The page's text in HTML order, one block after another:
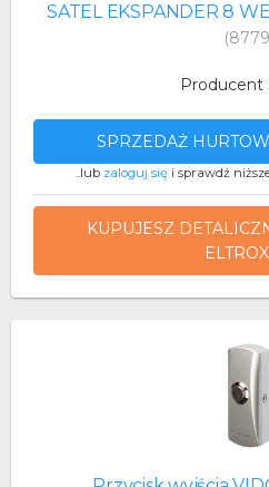
SATEL EKSPANDER 8
Producent
SPRZEDAŻ
..lub zaloguj się i sprawdź
KUPUJESZ